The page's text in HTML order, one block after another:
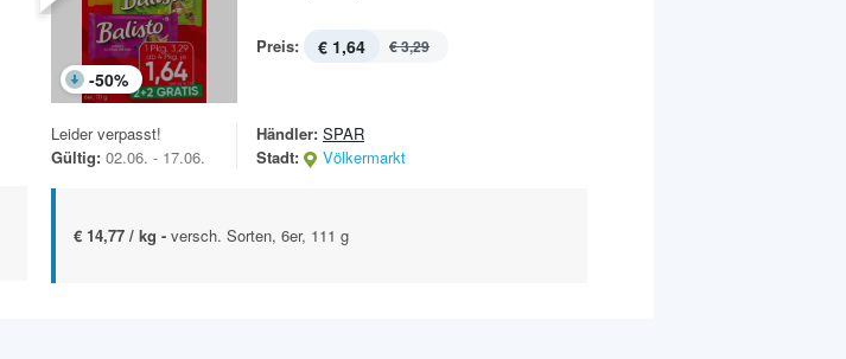
-50%
Preis: € 1,64 € 3,29
Leider verpasst!
Gültig: 02.06. - 17.06.
Händler: SPAR
Stadt:
Völkermarkt
€ 14,77 / kg - versch. Sorten, 6er, 111 g